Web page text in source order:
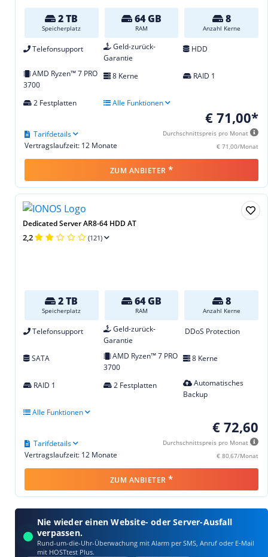
2 TB
Speicherplatz
64 GB
RAM
8
Anzahl Kerne
Telefonsupport
Geld-zurück-
Garantie
HDD
AMD Ryzen™ 7 PRO
3700
8 Kerne RAID 1
2 Festplatten Alle Funktionen
€ 71,00*
Durchschnittspreis pro Monat
€ 71,00/Monat
Vertragslaufzeit: 12 Monate
Tarifdetails
ZUM ANBIETER *
Dedicated Server AR8-64 HDD AT
2,2 (121)
2 TB
Speicherplatz
64 GB
RAM
8
Anzahl Kerne
Telefonsupport
Geld-zurück-
Garantie
DDoS Protection
SATA
AMD Ryzen™ 7 PRO
3700
8 Kerne
RAID 1 2 Festplatten
Automatisches
Backup
Alle Funktionen
€ 72,60
Durchschnittspreis pro Monat
€ 80,67/Monat
Vertragslaufzeit: 12 Monate
Tarifdetails
ZUM ANBIETER *
Nie wieder einen Website- oder Server-Ausfall
verpassen.
Rund-um-die-Uhr-Überwachung mit Alarm per SMS, Anruf oder E‑Mail
mit HOSTtest Plus.